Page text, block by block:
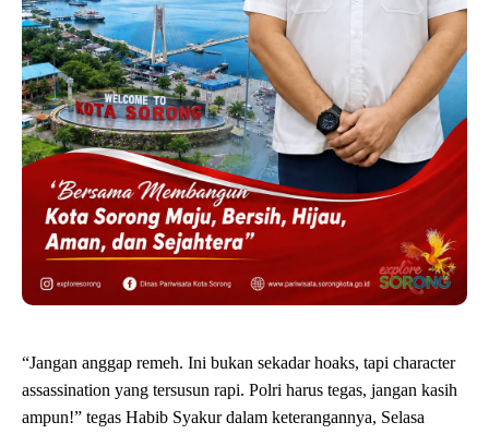
“Jangan anggap remeh. Ini bukan sekadar hoaks, tapi character
assassination yang tersusun rapi. Polri harus tegas, jangan kasih
ampun!” tegas Habib Syakur dalam keterangannya, Selasa